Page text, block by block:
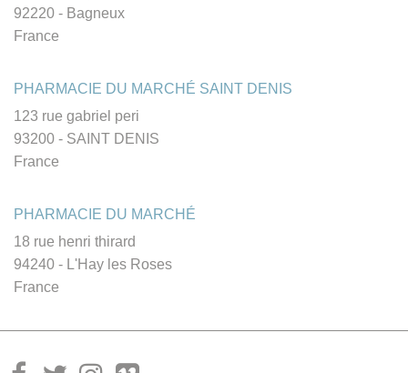
92220 - Bagneux
France
PHARMACIE DU MARCHÉ SAINT DENIS
123 rue gabriel peri
93200 - SAINT DENIS
France
PHARMACIE DU MARCHÉ
18 rue henri thirard
94240 - L'Hay les Roses
France